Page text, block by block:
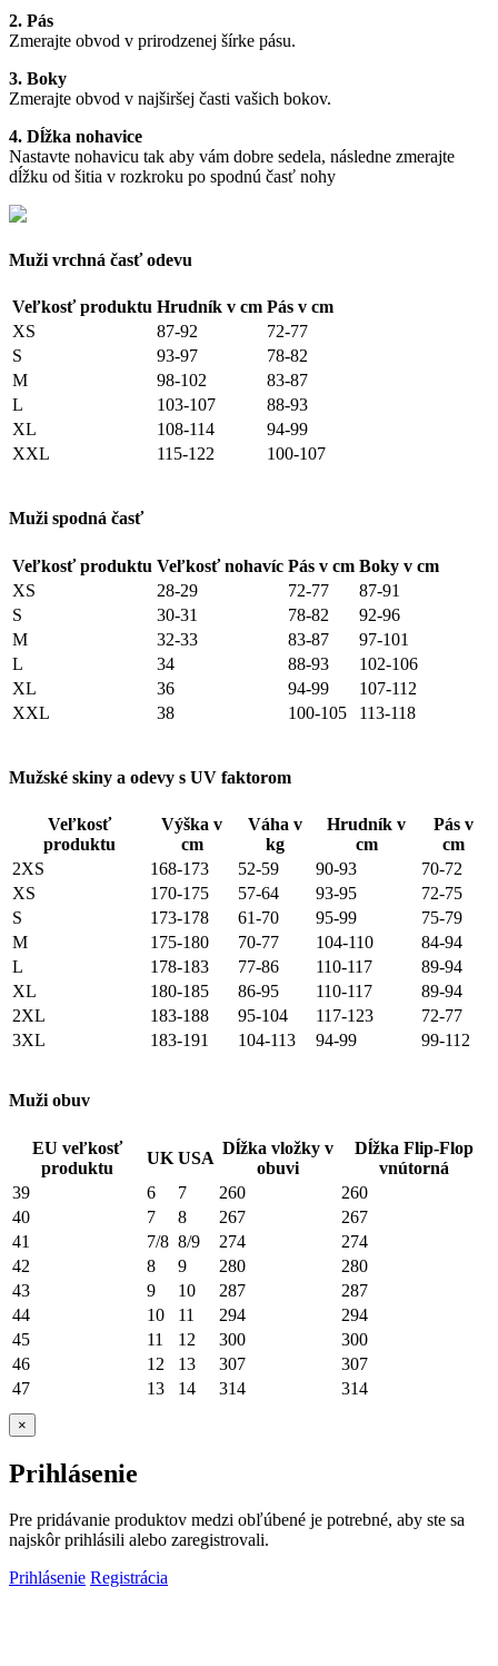
2. Pás
Zmerajte obvod v prirodzenej šírke pásu.
3. Boky
Zmerajte obvod v najširšej časti vašich bokov.
4. Dĺžka nohavice
Nastavte nohavicu tak aby vám dobre sedela, následne zmerajte
dĺžku od šitia v rozkroku po spodnú časť nohy
Muži vrchná časť odevu
Veľkosť produktu Hrudník v cm Pás v cm
XS
87-92
72-77
S
93-97
78-82
M
98-102
83-87
L
103-107
88-93
XL
108-114
94-99
XXL
115-122 100-107
Muži spodná časť
Veľkosť produktu Veľkosť nohavíc Pás v cm Boky v cm
XS
28-29 72-77
87-91
S
30-31 78-82
92-96
M
32-33 83-87
97-101
L
34 88-93
102-106
XL
36 94-99
107-112
XXL
38 100-105 113-118
Mužské skiny a odevy s UV faktorom
Veľkosť
produktu
Výška v
cm
Váha v
kg
Hrudník v
cm
Pás v
cm
2XS
168-173 52-59 90-93
70-72
XS
170-175 57-64 93-95
72-75
S
173-178 61-70 95-99
75-79
M
175-180 70-77 104-110
84-94
L
178-183 77-86 110-117
89-94
XL
180-185 86-95 110-117
89-94
2XL
183-188 95-104 117-123
72-77
3XL
183-191 104-113 94-99 99-112
Muži obuv
EU veľkosť
produktu
UK USA
Dĺžka vložky v
obuvi
Dĺžka Flip-Flop
vnútorná
39
6 7 260
260
40
7 8 267
267
41
7/8 8/9 274
274
42
8 9 280
280
43
9 10 287
287
44
10 11 294
294
45
11 12 300
300
46
12 13 307
307
47
13 14 314 314
×
Prihlásenie
Pre pridávanie produktov medzi obľúbené je potrebné, aby ste sa
najskôr prihlásili alebo zaregistrovali.
Prihlásenie Registrácia